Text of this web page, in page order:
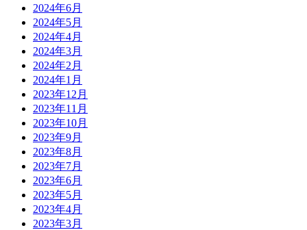
2024年6月
2024年5月
2024年4月
2024年3月
2024年2月
2024年1月
2023年12月
2023年11月
2023年10月
2023年9月
2023年8月
2023年7月
2023年6月
2023年5月
2023年4月
2023年3月